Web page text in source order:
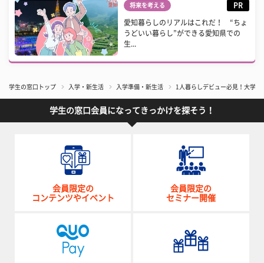
将来を考える PR
愛知暮らしのリアルはこれだ！ “ちょ
うどいい暮らし”ができる愛知県での
生...
学生の窓口トップ 入学・新生活 入学準備・新生活 1人暮らしデビュー必見！大学
学生の窓口会員になってきっかけを探そう！
会員限定の
コンテンツやイベント
会員限定の
セミナー開催